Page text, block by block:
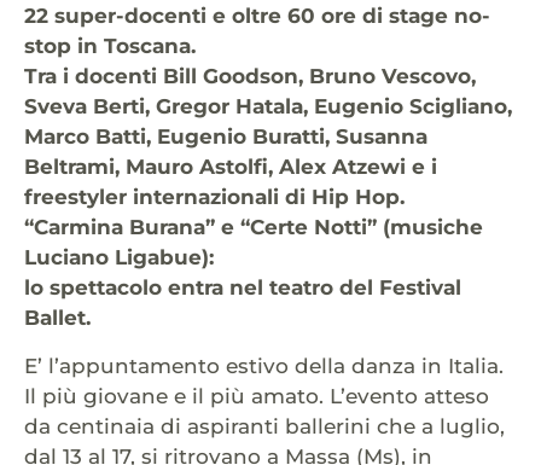
22 super-docenti e oltre 60 ore di stage no-
stop in Toscana.
Tra i docenti Bill Goodson, Bruno Vescovo,
Sveva Berti, Gregor Hatala, Eugenio Scigliano,
Marco Batti, Eugenio Buratti, Susanna
Beltrami, Mauro Astolfi, Alex Atzewi e i
freestyler internazionali di Hip Hop.
“Carmina Burana” e “Certe Notti” (musiche
Luciano Ligabue):
lo spettacolo entra nel teatro del Festival
Ballet.
E’ l’appuntamento estivo della danza in Italia.
Il più giovane e il più amato. L’evento atteso
da centinaia di aspiranti ballerini che a luglio,
dal 13 al 17, si ritrovano a Massa (Ms), in